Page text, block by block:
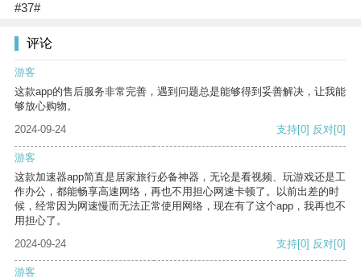
#37#
评论
游客
这款app的售后服务非常完善，遇到问题总是能够得到妥善解决，让我能
够放心购物。
2024-09-24
支持[0] 反对[0]
游客
这款加速器app简直是居家旅行必备神器，无论是看视频、玩游戏还是工
作办公，都能畅享高速网络，再也不用担心网速卡顿了。以前出差的时
候，经常因为网速慢而无法正常使用网络，现在有了这个app，我再也不
用担心了。
2024-09-24
支持[0] 反对[0]
游客